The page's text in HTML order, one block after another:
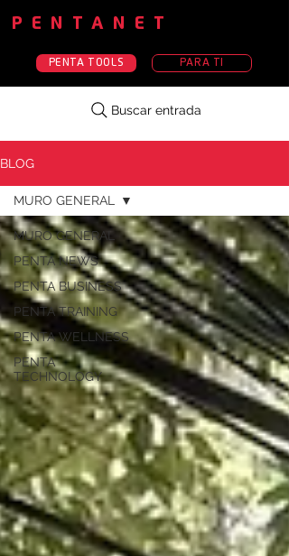
PENTANET
PARA TI
PENTA TOOLS
Buscar entrada
BLOG
MURO GENERAL
PENTA NEWS
PENTA BUSINESS
PENTA TRAINING
PENTA WELLNESS
PENTA
TECHNOLOGY
MURO GENERAL